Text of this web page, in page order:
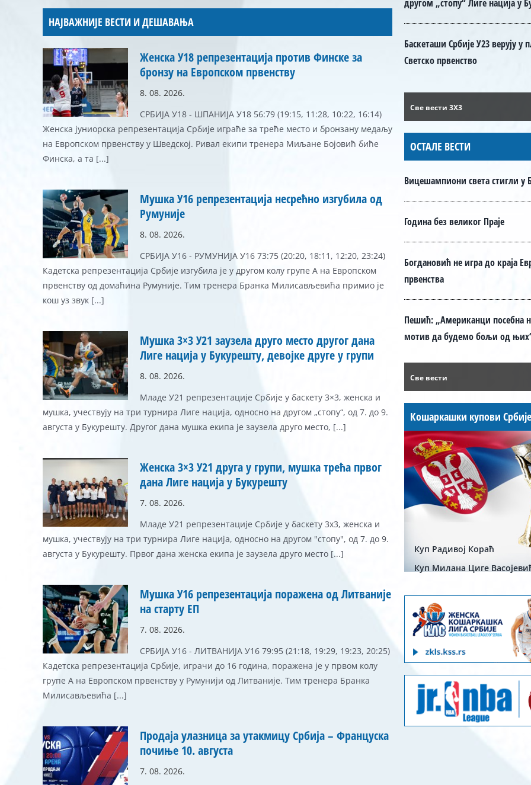
НАЈВАЖНИЈЕ ВЕСТИ И ДЕШАВАЊА
Женска У18 репрезентација против Финске за
бронзу на Европском првенству
8. 08. 2026.
СРБИЈА У18 - ШПАНИЈА У18 56:79 (19:15, 11:28, 10:22, 16:14)
Женска јуниорска репрезентација Србије играће за треће место и бронзану медаљу
на Европском првенству у Шведској. Ривал екипи тренера Миљане Бојовић биће
Финска, а та [...]
Мушка У16 репрезентација несрећно изгубила од
Румуније
8. 08. 2026.
СРБИЈА У16 - РУМУНИЈА У16 73:75 (20:20, 18:11, 12:20, 23:24)
Кадетска репрезентација Србије изгубила је у другом колу групе А на Европском
првенству од домаћина Румуније. Тим тренера Бранка Милисављевића примио је
кош уз звук [...]
Мушка 3×3 У21 заузела друго место другог дана
Лиге нација у Букурешту, девојке друге у групи
8. 08. 2026.
Младе У21 репрезентације Србије у баскету 3×3, женска и
мушка, учествују на три турнира Лиге нација, односно на другом „стопу“, од 7. до 9.
августа у Букурешту. Другог дана мушка екипа је заузела друго место, [...]
Женска 3×3 У21 друга у групи, мушка трећа првог
дана Лиге нација у Букурешту
7. 08. 2026.
Младе У21 репрезентације Србије у баскету 3x3, женска и
мушка, учествују на три турнира Лиге нација, односно на другом "стопу", од 7. до 9.
августа у Букурешту. Првог дана женска екипа је заузела друго место [...]
Мушка У16 репрезентација поражена од Литваније
на старту ЕП
7. 08. 2026.
СРБИЈА У16 - ЛИТВАНИЈА У16 79:95 (21:18, 19:29, 19:23, 20:25)
Кадетска репрезентација Србије, играчи до 16 година, поражена је у првом колу
групе А на Европском првенству у Румунији од Литваније. Тим тренера Бранка
Милисављевића [...]
Продаја улазница за утакмицу Србија – Француска
почиње 10. августа
7. 08. 2026.
другом „стопу“ Лиге нација у
Баскеташи Србије У23 верују у
Светско првенство
Све вести 3X3
ОСТАЛЕ ВЕСТИ
Вицешампиони света стигли у
Година без великог Праје
Богдановић не игра до краја
првенства
Пешић: „Американци посебна
мотив да будемо бољи од
Све вести
Кошаркашки купови Србије
Куп Радивој Кораћ
Куп Милана Циге